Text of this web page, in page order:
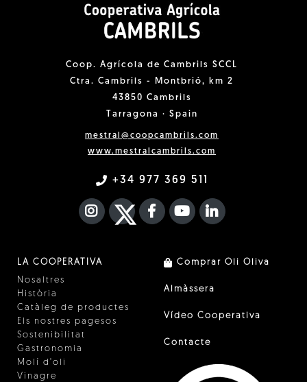
Coop. Agrícola de Cambrils SCCL
Ctra. Cambrils - Montbrió, km 2
43850 Cambrils
Tarragona · Spain
mestral@coopcambrils.com
www.mestralcambrils.com
+34 977 369 511
INSTAGRAM
TWITTER
FACEBOOK F
YOUTUBEFA LINKEDIN
LA COOPERATIVA
Nosaltres
Història
Catàleg de productes
Els nostres pagesos
Sostenibilitat
Gastronomia
Molí d'oli
Vinagre
Comprar Oli Oliva
Almàssera
Vídeo Cooperativa
Contacte